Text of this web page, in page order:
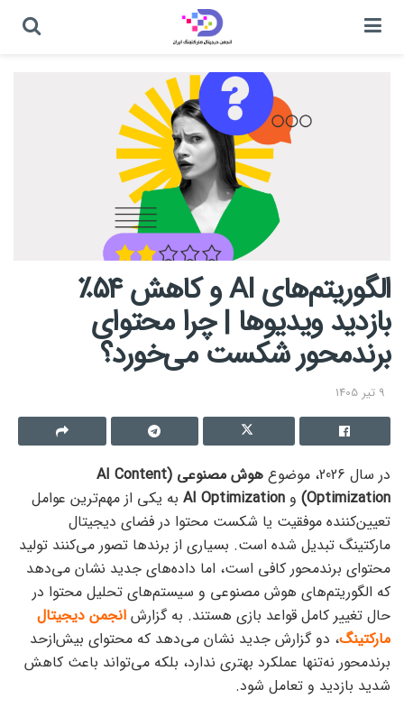
الگوریتم‌های AI و کاهش ۵۴٪
بازدید ویدیوها | چرا محتوای
برندمحور شکست می‌خورد؟
9 تیر 1405
در سال 2026، موضوع
هوش مصنوعی (AI Content
Optimization) و AI Optimization به یکی از مهم‌ترین عوامل
تعیین‌کننده موفقیت یا شکست محتوا در فضای دیجیتال
مارکتینگ تبدیل شده است. بسیاری از برندها تصور می‌کنند تولید
محتوای برندمحور کافی است، اما داده‌های جدید نشان می‌دهد
که الگوریتم‌های هوش مصنوعی و سیستم‌های تحلیل محتوا در
حال تغییر کامل قواعد بازی هستند. به گزارش انجمن دیجیتال
مارکتینگ، دو گزارش جدید نشان می‌دهد که محتوای بیش‌ازحد
برندمحور نه‌تنها عملکرد بهتری ندارد، بلکه می‌تواند باعث کاهش
شدید بازدید و تعامل شود.